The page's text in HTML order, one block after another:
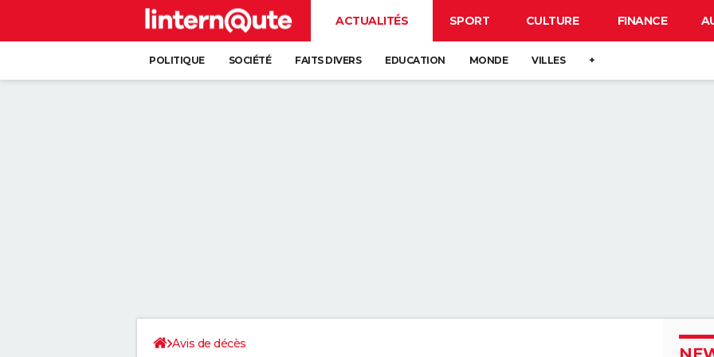
ACTUALITÉS SPORT CULTURE FINANCE
POLITIQUE SOCIÉTÉ FAITS DIVERS EDUCATION MONDE VILLES +
Avis de décès